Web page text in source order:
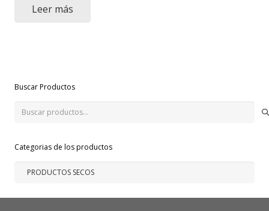
Leer más
Buscar Productos
Categorias de los productos